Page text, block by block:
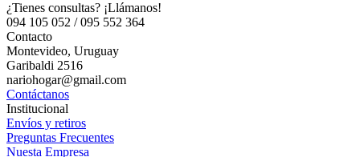
¿Tienes consultas? ¡Llámanos!
094 105 052 / 095 552 364
Contacto
Montevideo, Uruguay
Garibaldi 2516
nariohogar@gmail.com
Contáctanos
Institucional
Envíos y retiros
Preguntas Frecuentes
Nuesta Empresa